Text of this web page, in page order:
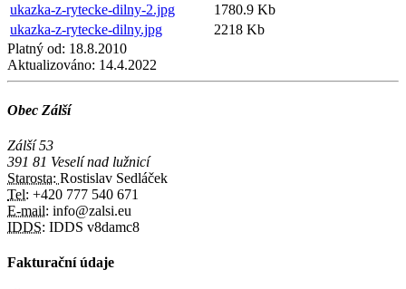
ukazka-z-rytecke-dilny-2.jpg
1780.9 Kb
ukazka-z-rytecke-dilny.jpg
2218 Kb
Platný od: 18.8.2010
Aktualizováno: 14.4.2022
Obec Zálší
Zálší 53
391 81 Veselí nad lužnicí
Starosta: Rostislav Sedláček
Tel: +420 777 540 671
E-mail: info@zalsi.eu
IDDS: IDDS v8damc8
Fakturační údaje